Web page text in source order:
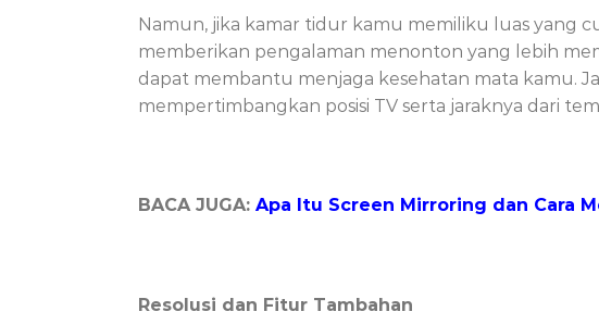
Namun, jika kamar tidur kamu memiliku luas yang
memberikan pengalaman menonton yang lebih
dapat membantu menjaga kesehatan mata kamu.
mempertimbangkan posisi TV serta jaraknya dari
BACA JUGA: Apa Itu Screen Mirroring dan Cara
Resolusi dan Fitur Tambahan